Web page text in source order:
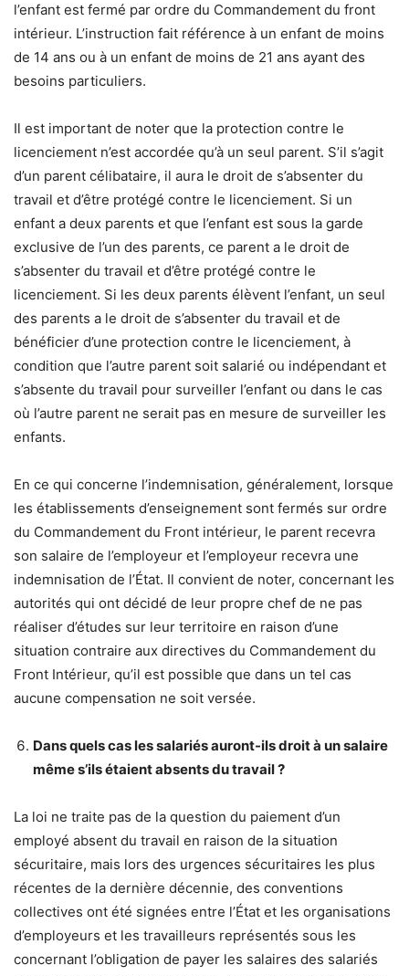
l’enfant est fermé par ordre du Commandement du front
intérieur. L’instruction fait référence à un enfant de moins
de 14 ans ou à un enfant de moins de 21 ans ayant des
besoins particuliers.
Il est important de noter que la protection contre le
licenciement n’est accordée qu’à un seul parent. S’il s’agit
d’un parent célibataire, il aura le droit de s’absenter du
travail et d’être protégé contre le licenciement. Si un
enfant a deux parents et que l’enfant est sous la garde
exclusive de l’un des parents, ce parent a le droit de
s’absenter du travail et d’être protégé contre le
licenciement. Si les deux parents élèvent l’enfant, un seul
des parents a le droit de s’absenter du travail et de
bénéficier d’une protection contre le licenciement, à
condition que l’autre parent soit salarié ou indépendant et
s’absente du travail pour surveiller l’enfant ou dans le cas
où l’autre parent ne serait pas en mesure de surveiller les
enfants.
En ce qui concerne l’indemnisation, généralement, lorsque
les établissements d’enseignement sont fermés sur ordre
du Commandement du Front intérieur, le parent recevra
son salaire de l’employeur et l’employeur recevra une
indemnisation de l’État. Il convient de noter, concernant les
autorités qui ont décidé de leur propre chef de ne pas
réaliser d’études sur leur territoire en raison d’une
situation contraire aux directives du Commandement du
Front Intérieur, qu’il est possible que dans un tel cas
aucune compensation ne soit versée.
Dans quels cas les salariés auront-ils droit à un salaire
même s’ils étaient absents du travail ?
La loi ne traite pas de la question du paiement d’un
employé absent du travail en raison de la situation
sécuritaire, mais lors des urgences sécuritaires les plus
récentes de la dernière décennie, des conventions
collectives ont été signées entre l’État et les organisations
d’employeurs et les travailleurs représentés sous les
concernant l’obligation de payer les salaires des salariés